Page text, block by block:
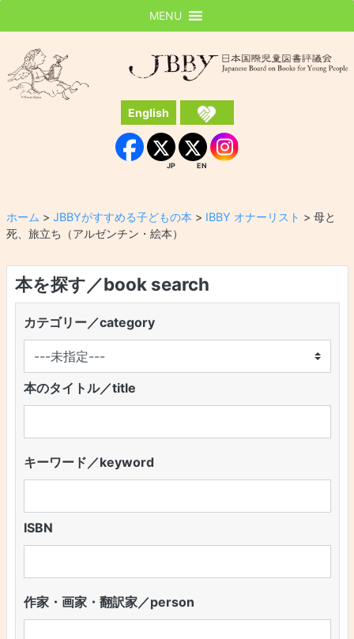
JBBY
English
Facebook
JP
JP
EN
EN Instagram
MENU
ホーム > JBBYがすすめる子どもの本 > IBBY オナーリスト > 母と
死、旅立ち（アルゼンチン・絵本）
本を探す／book search
カテゴリー／category
本のタイトル／title
キーワード／keyword
ISBN
作家・画家・翻訳家／person